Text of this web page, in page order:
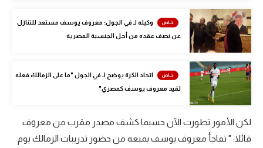
ركن الألعاب
أقسام خاصة
Gamers
ميركاتو
تحقيق في الجول
تقرير في الجول
وكيله لـ في الجول: معروف يوسف مستعد للتنازل
عن نصف عقده من أجل الجنسية المصرية
اتحاد الكرة يوضح لـ في الجول "ما على الزمالك فعله
لقيد معروف يوسف كمصري"
لكن الأمور تطورت الآن حسبما كشف مصدر مقرب من معروف
قائلا: " تفاجأ معروف يوسف بمنعه من حضور تدريبات الزمالك يوم